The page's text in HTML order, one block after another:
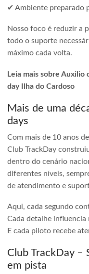
✔ Ambiente preparado
Nosso foco é reduzir a
todo o suporte
máximo cada volta.
Leia mais sobre
day Ilha do Cardoso
Mais de uma
days
Com mais de 10 anos
Club TrackDay
dentro do cenário
diferentes níveis,
de atendimento e
Aqui, cada segundo
Cada detalhe influencia
E cada piloto recebe
Club TrackDay –
em pista